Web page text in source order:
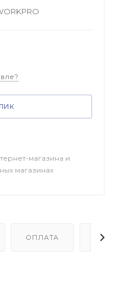
магазина и
магазинах
ОПЛАТА